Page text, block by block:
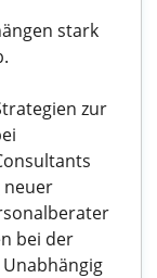
stark
zur
neuer
bei der